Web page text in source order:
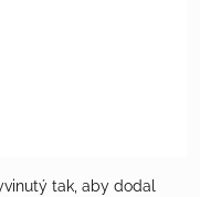
tak, aby dodal